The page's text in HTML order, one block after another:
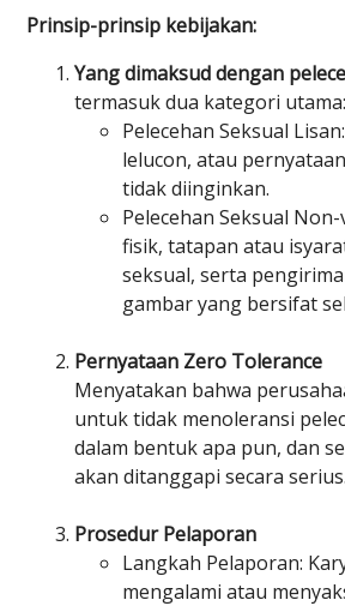
Prinsip-prinsip kebijakan:
Yang dimaksud dengan
termasuk dua kategori utama:
Pelecehan Seksual
lelucon, atau
tidak diinginkan.
Pelecehan Seksual
fisik, tatapan atau
seksual, serta
gambar yang bersifat
Pernyataan Zero Tolerance
Menyatakan bahwa
untuk tidak menoleransi
dalam bentuk apa pun, dan
akan ditanggapi secara serius.
Prosedur Pelaporan
Langkah Pelaporan:
mengalami atau